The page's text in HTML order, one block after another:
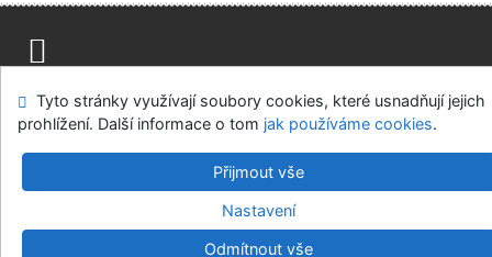
Mapa stránek Přístupnost
Modul OpenSearch
Napište nám Nastavení cookies
v.4.8.63a-Cosmotron Bohemia, s.r.o.
Tyto stránky využívají soubory cookies, které usnadňují jejich
prohlížení. Další informace o tom jak používáme cookies.
Přijmout vše
Nastavení
Odmítnout vše